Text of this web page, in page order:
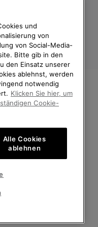
Uhr
SOREL.
SIE IHR
verfügbar
und
von
von Social-Media-
Bitte gib in den
den Einsatz unserer
ablehnst, werden
notwendig
Klicken Sie hier, um
Cookie-
Alle Cookies
ablehnen